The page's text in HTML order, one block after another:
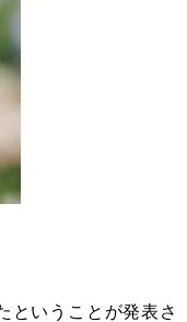
ということが発表さ